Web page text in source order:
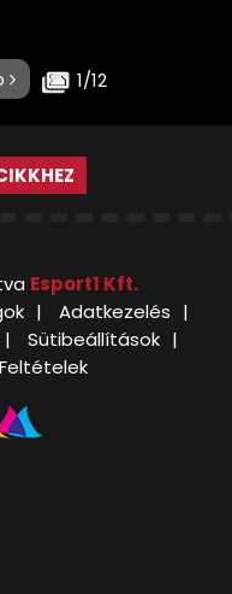
1/12
Esport1 Kft.
Adatkezelés
Sütibeállítások